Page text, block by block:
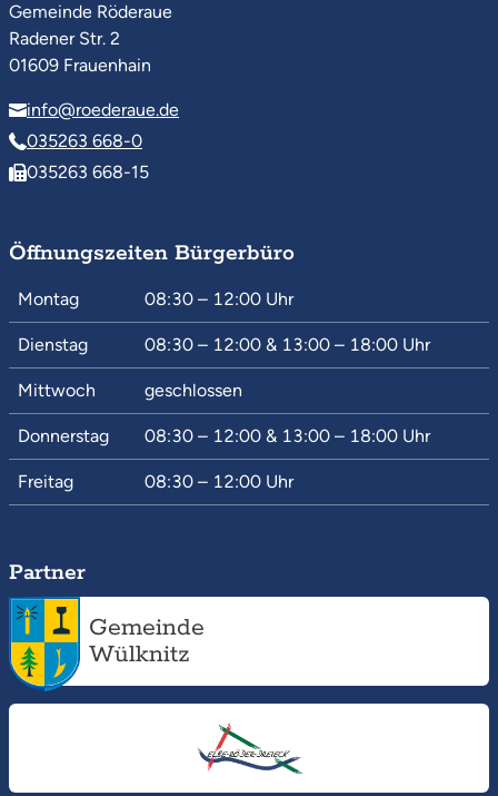
Gemeinde Röderaue
Radener Str. 2
01609 Frauenhain
info@roederaue.de
035263 668-0
035263 668-15
Öffnungszeiten Bürgerbüro
Montag 08:30 – 12:00 Uhr
Dienstag 08:30 – 12:00 & 13:00 – 18:00 Uhr
Mittwoch geschlossen
Donnerstag 08:30 – 12:00 & 13:00 – 18:00 Uhr
Freitag 08:30 – 12:00 Uhr
Partner
Gemeinde
Wülknitz